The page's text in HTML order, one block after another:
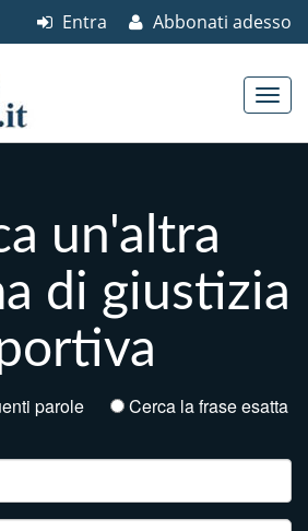
Abbonati adesso
Entra
un'altra
di giustizia
parole Cerca la frase esatta